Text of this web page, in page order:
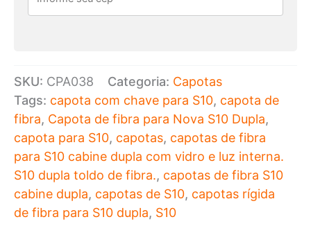
SKU: CPA038 Categoria: Capotas
Tags: capota com chave para S10, capota de
fibra, Capota de fibra para Nova S10 Dupla,
capota para S10, capotas, capotas de fibra
para S10 cabine dupla com vidro e luz interna.
S10 dupla toldo de fibra., capotas de fibra S10
cabine dupla, capotas de S10, capotas rígida
de fibra para S10 dupla, S10